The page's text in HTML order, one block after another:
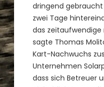
dringend gebraucht
zwei Tage
das zeitaufwendige
sagte Thomas
Kart-Nachwuchs
Unternehmen
dass sich Betreuer